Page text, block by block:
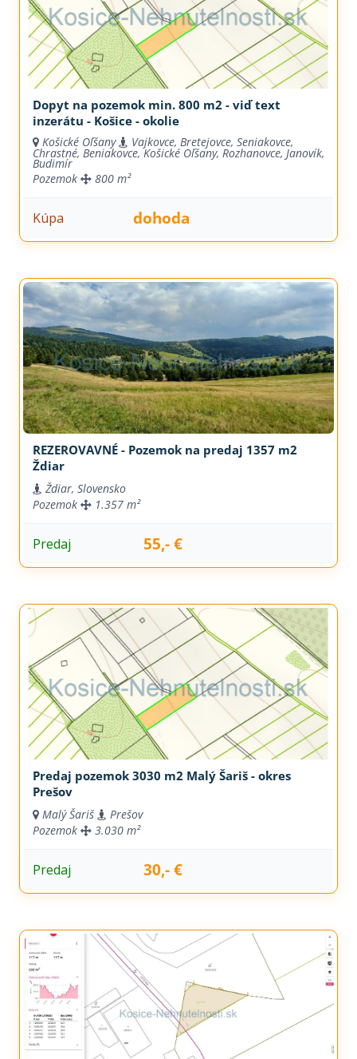
Dopyt na pozemok min. 800 m2 - viď text
inzerátu - Košice - okolie
Košické Oľšany Vajkovce, Bretejovce, Seniakovce,
Chrastné, Beniakovce, Košické Oľšany, Rozhanovce, Janovík,
Budimír
Pozemok
800 m²
Kúpa dohoda
REZEROVAVNÉ - Pozemok na predaj 1357 m2
Ždiar
Ždiar, Slovensko
Pozemok
1.357 m²
Predaj 55,- €
Predaj pozemok 3030 m2 Malý Šariš - okres
Prešov
Malý Šariš
Prešov
Pozemok
3.030 m²
Predaj 30,- €